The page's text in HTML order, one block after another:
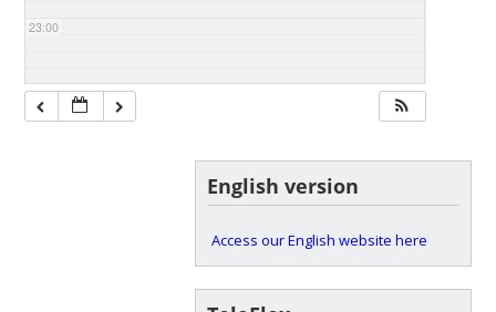
23:00
English version
Access our English website here